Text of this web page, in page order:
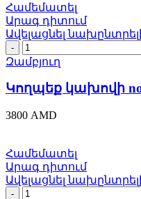
Համեմատել
Արագ դիտում
Ավելացնել
Կողպեք
կախովի
nora-
m
ЗН-406-
80մմ
13798
Զամբյուղ
Կողպեք կախովի
3800 AMD
Համեմատել
Արագ դիտում
Ավելացնել
Կողպեք